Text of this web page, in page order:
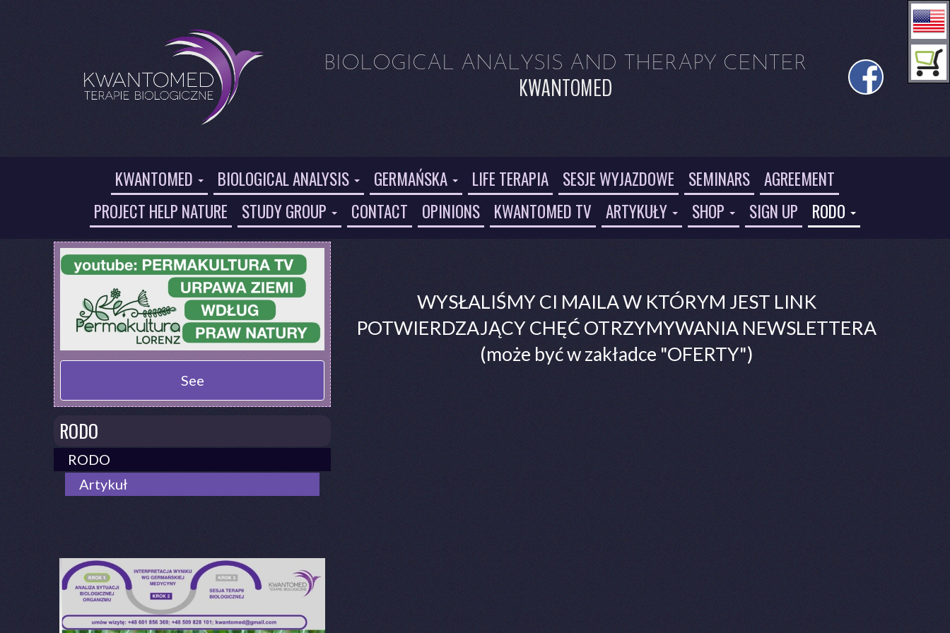
BIOLOGICAL ANALYSIS AND THERAPY CENTER
KWANTOMED
KWANTOMED BIOLOGICAL ANALYSIS GERMAŃSKA LIFE TERAPIA SESJE WYJAZDOWE SEMINARS AGREEMENT
PROJECT HELP NATURE
STUDY GROUP CONTACT OPINIONS KWANTOMED TV ARTYKUŁY SHOP SIGN UP RODO
WYSŁALIŚMY CI MAILA W KTÓRYM JEST LINK
POTWIERDZAJĄCY CHĘĆ OTRZYMYWANIA NEWSLETTERA
(może być w zakładce "OFERTY")
See
RODO
RODO
Artykuł